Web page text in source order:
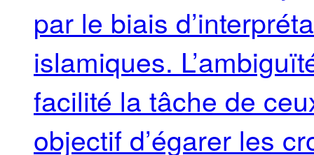
par le biais
islamiques.
facilité la tâche de
objectif d’égarer les